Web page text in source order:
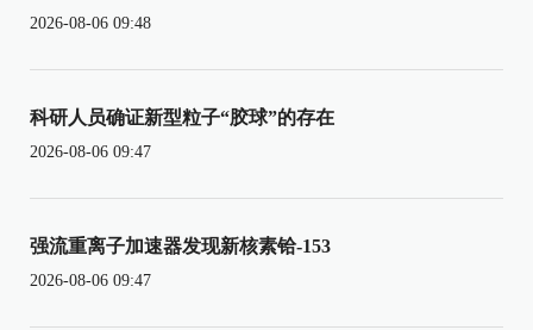
2026-08-06 09:48
科研人员确证新型粒子“胶球”的存在
2026-08-06 09:47
强流重离子加速器发现新核素铪-153
2026-08-06 09:47